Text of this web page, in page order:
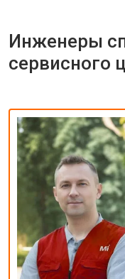
Инженеры
сервисного